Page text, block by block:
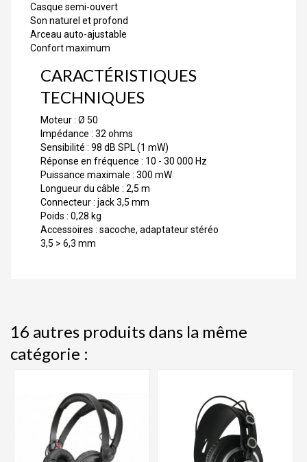
Casque semi-ouvert
Son naturel et profond
Arceau auto-ajustable
Confort maximum
CARACTÉRISTIQUES
TECHNIQUES
Moteur : Ø 50
Impédance : 32 ohms
Sensibilité : 98 dB SPL (1 mW)
Réponse en fréquence : 10 - 30 000 Hz
Puissance maximale : 300 mW
Longueur du câble : 2,5 m
Connecteur : jack 3,5 mm
Poids : 0,28 kg
Accessoires : sacoche, adaptateur stéréo
3,5 > 6,3 mm
16 autres produits dans la même
catégorie :